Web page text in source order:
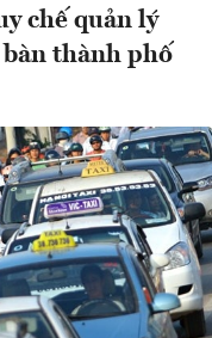
chế quản lý
thành phố